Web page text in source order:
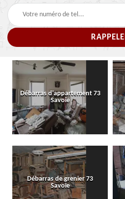
Débarras d'appartement 73
Savoie
Débarras de grenier 73
Savoie